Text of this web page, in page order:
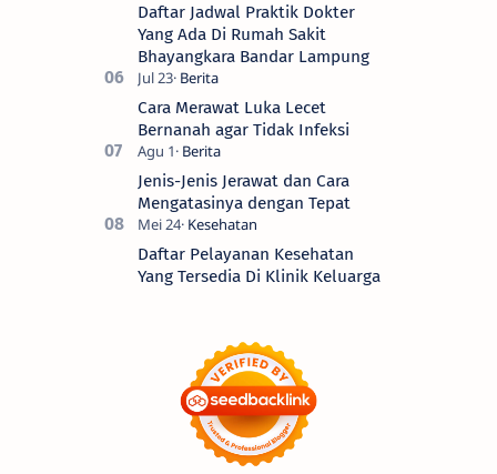
Daftar Jadwal Praktik Dokter
Yang Ada Di Rumah Sakit
Bhayangkara Bandar Lampung
Cara Merawat Luka Lecet
Bernanah agar Tidak Infeksi
Jenis-Jenis Jerawat dan Cara
Mengatasinya dengan Tepat
Daftar Pelayanan Kesehatan
Yang Tersedia Di Klinik Keluarga